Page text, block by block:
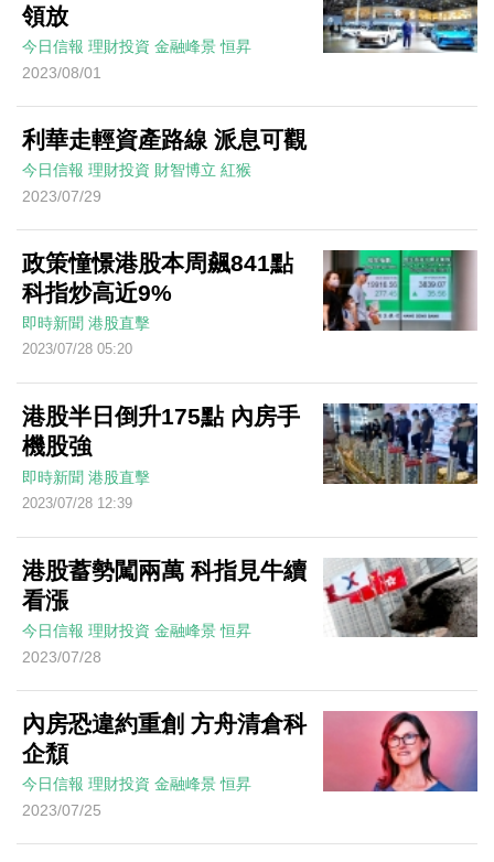
領放
今日信報 理財投資 金融峰景 恒昇
2023/08/01
利華走輕資產路線 派息可觀
今日信報 理財投資 財智博立 紅猴
2023/07/29
政策憧憬港股本周飆841點
科指炒高近9%
即時新聞 港股直擊
2023/07/28 05:20
港股半日倒升175點 內房手
機股強
即時新聞 港股直擊
2023/07/28 12:39
港股蓄勢闖兩萬 科指見牛續
看漲
今日信報 理財投資 金融峰景 恒昇
2023/07/28
內房恐違約重創 方舟清倉科
企頹
今日信報 理財投資 金融峰景 恒昇
2023/07/25